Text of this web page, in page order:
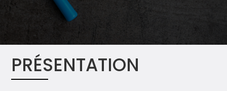
PRÉSENTATION